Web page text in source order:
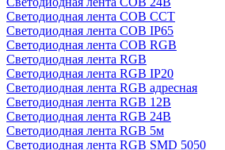
Светодиодная лента COB CCT
Светодиодная лента COB IP65
Светодиодная лента COB RGB
Светодиодная лента RGB
Светодиодная лента RGB IP20
Светодиодная лента RGB адресная
Светодиодная лента RGB 12В
Светодиодная лента RGB 24В
Светодиодная лента RGB 5м
Светодиодная лента RGB SMD 5050